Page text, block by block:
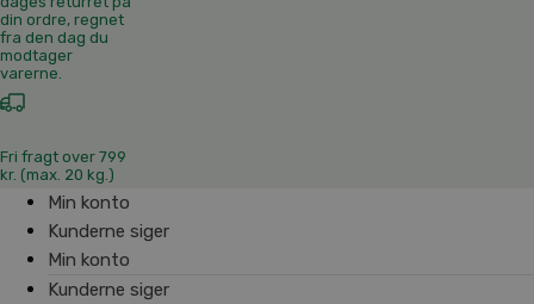
din ordre, regnet
fra den dag du
modtager
varerne.
Fri fragt over 799
kr. (max. 20 kg.)
Min konto
Kunderne siger
Min konto
Kunderne siger